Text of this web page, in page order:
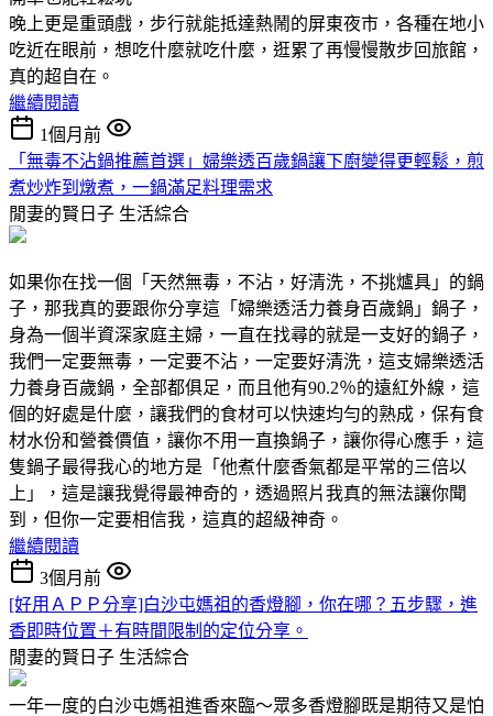
晚上更是重頭戲，步行就能抵達熱鬧的屏東夜市，各種在地小
吃近在眼前，想吃什麼就吃什麼，逛累了再慢慢散步回旅館，
真的超自在。
繼續閱讀
1個月前
「無毒不沾鍋推薦首選」婦樂透百歲鍋讓下廚變得更輕鬆，煎
煮炒炸到燉煮，一鍋滿足料理需求
閒妻的賢日子 生活綜合
如果你在找一個「天然無毒，不沾，好清洗，不挑爐具」的鍋
子，那我真的要跟你分享這「婦樂透活力養身百歲鍋」鍋子，
身為一個半資深家庭主婦，一直在找尋的就是一支好的鍋子，
我們一定要無毒，一定要不沾，一定要好清洗，這支婦樂透活
力養身百歲鍋，全部都俱足，而且他有90.2％的遠紅外線，這
個的好處是什麼，讓我們的食材可以快速均勻的熟成，保有食
材水份和營養價值，讓你不用一直換鍋子，讓你得心應手，這
隻鍋子最得我心的地方是「他煮什麼香氣都是平常的三倍以
上」，這是讓我覺得最神奇的，透過照片我真的無法讓你聞
到，但你一定要相信我，這真的超級神奇。
繼續閱讀
3個月前
[好用ＡＰＰ分享]白沙屯媽祖的香燈腳，你在哪？五步驟，進
香即時位置＋有時間限制的定位分享。
閒妻的賢日子 生活綜合
一年一度的白沙屯媽祖進香來臨～眾多香燈腳既是期待又是怕